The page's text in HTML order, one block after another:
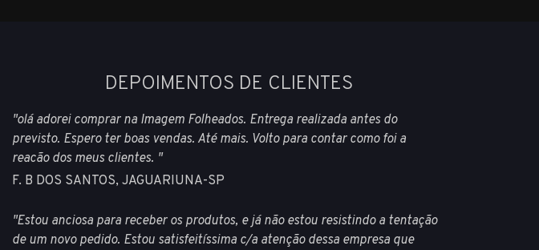
DEPOIMENTOS DE CLIENTES
"olá adorei comprar na Imagem Folheados. Entrega realizada antes do
previsto. Espero ter boas vendas. Até mais. Volto para contar como foi a
reacão dos meus clientes. "
F. B DOS SANTOS, JAGUARIUNA-SP
"Estou anciosa para receber os produtos, e já não estou resistindo a tentação
de um novo pedido. Estou satisfeitíssima c/a atenção dessa empresa que